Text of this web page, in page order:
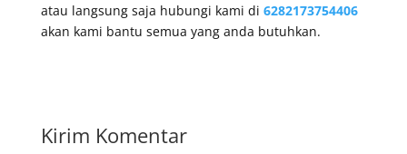
atau langsung saja hubungi kami di 6282173754406
akan kami bantu semua yang anda butuhkan.
Kirim Komentar